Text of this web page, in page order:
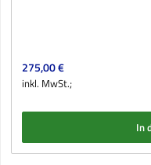
Regulärer Preis:
275,00 €
inkl. MwSt.;
In